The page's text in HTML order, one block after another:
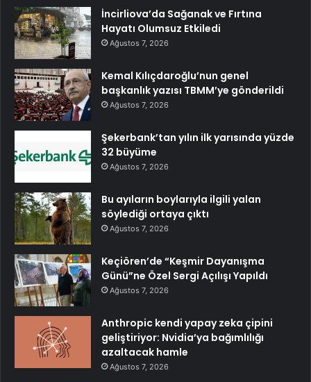
İncirliova’da Sağanak ve Fırtına
Hayatı Olumsuz Etkiledi
Ağustos 7, 2026
Kemal Kılıçdaroğlu’nun genel
başkanlık yazısı TBMM’ye gönderildi
Ağustos 7, 2026
Şekerbank’tan yılın ilk yarısında yüzde
32 büyüme
Ağustos 7, 2026
Bu ayıların boylarıyla ilgili yalan
söylediği ortaya çıktı
Ağustos 7, 2026
Keçiören’de “Keşmir Dayanışma
Günü”ne Özel Sergi Açılışı Yapıldı
Ağustos 7, 2026
Anthropic kendi yapay zeka çipini
geliştiriyor: Nvidia’ya bağımlılığı
azaltacak hamle
Ağustos 7, 2026